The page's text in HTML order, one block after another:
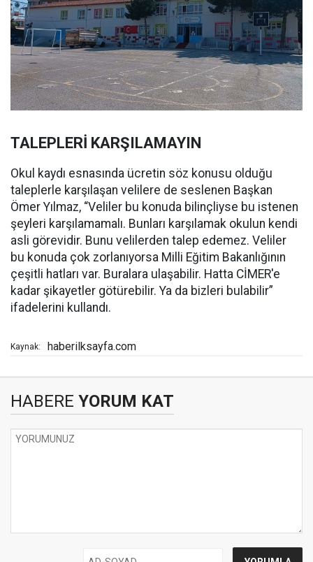
TALEPLERİ KARŞILAMAYIN
Okul kaydı esnasında ücretin söz konusu olduğu
taleplerle karşılaşan velilere de seslenen Başkan
Ömer Yılmaz, “Veliler bu konuda bilinçliyse bu istenen
şeyleri karşılamamalı. Bunları karşılamak okulun kendi
asli görevidir. Bunu velilerden talep edemez. Veliler
bu konuda çok zorlanıyorsa Milli Eğitim Bakanlığının
çeşitli hatları var. Buralara ulaşabilir. Hatta CİMER'e
kadar şikayetler götürebilir. Ya da bizleri bulabilir”
ifadelerini kullandı.
Kaynak: haberilksayfa.com
HABERE YORUM KAT